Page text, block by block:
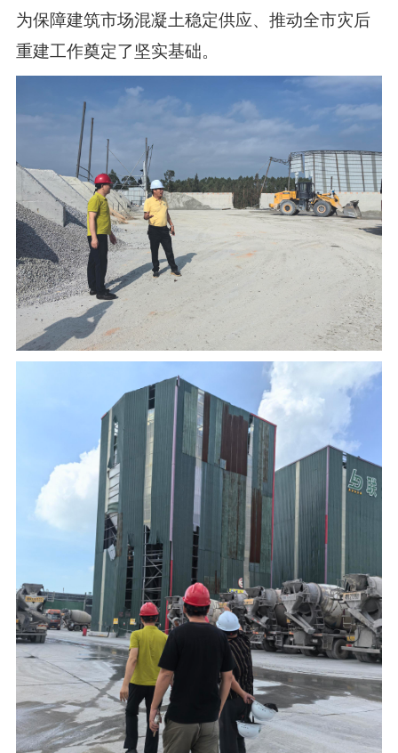
为保障建筑市场混凝土稳定供应、推动全市灾后
重建工作奠定了坚实基础。